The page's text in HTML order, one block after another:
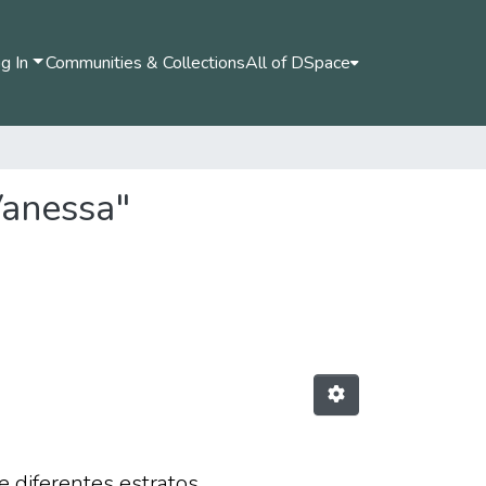
In Communities & CollectionsAll of DSpace